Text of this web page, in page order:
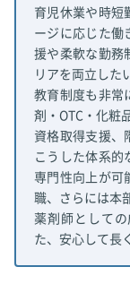
育児休業や時短
ージに応じた働
援や柔軟な勤務
リアを両立した
教育制度も非常
剤・OTC・化粧
資格取得支援、
こうした体系的
専門性向上が可
職、さらには本
薬剤師として
た、安心して長